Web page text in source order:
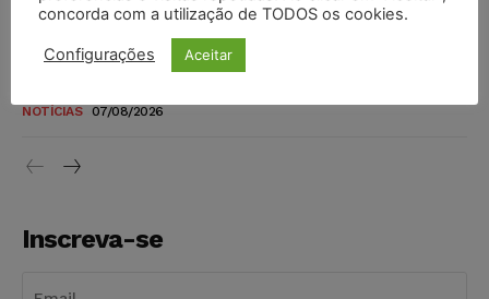
DIREITO TRIBUTÁRIO 07/08/2026
Justiça do Trabalho mantém justa causa de empregado que
NOTÍCIAS 07/08/2026
Inscreva-se
concorda com a utilização de TODOS os cookies.
Configurações Aceitar